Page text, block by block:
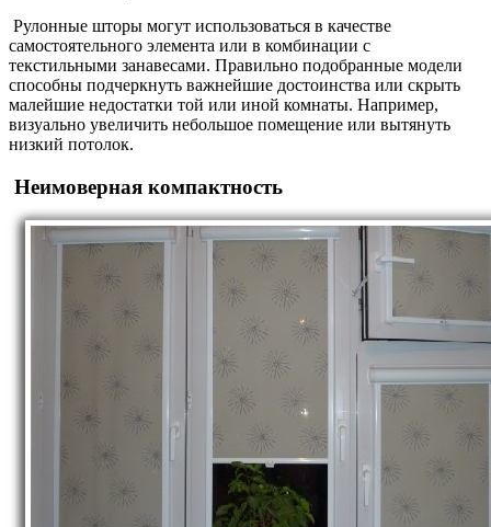
Рулонные шторы могут использоваться в качестве
самостоятельного элемента или в комбинации с
текстильными занавесами. Правильно подобранные модели
способны подчеркнуть важнейшие достоинства или скрыть
малейшие недостатки той или иной комнаты. Например,
визуально увеличить небольшое помещение или вытянуть
низкий потолок.
Неимоверная компактность